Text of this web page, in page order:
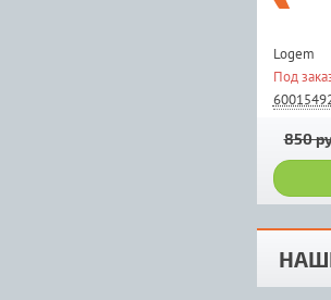
Logem
Под
850